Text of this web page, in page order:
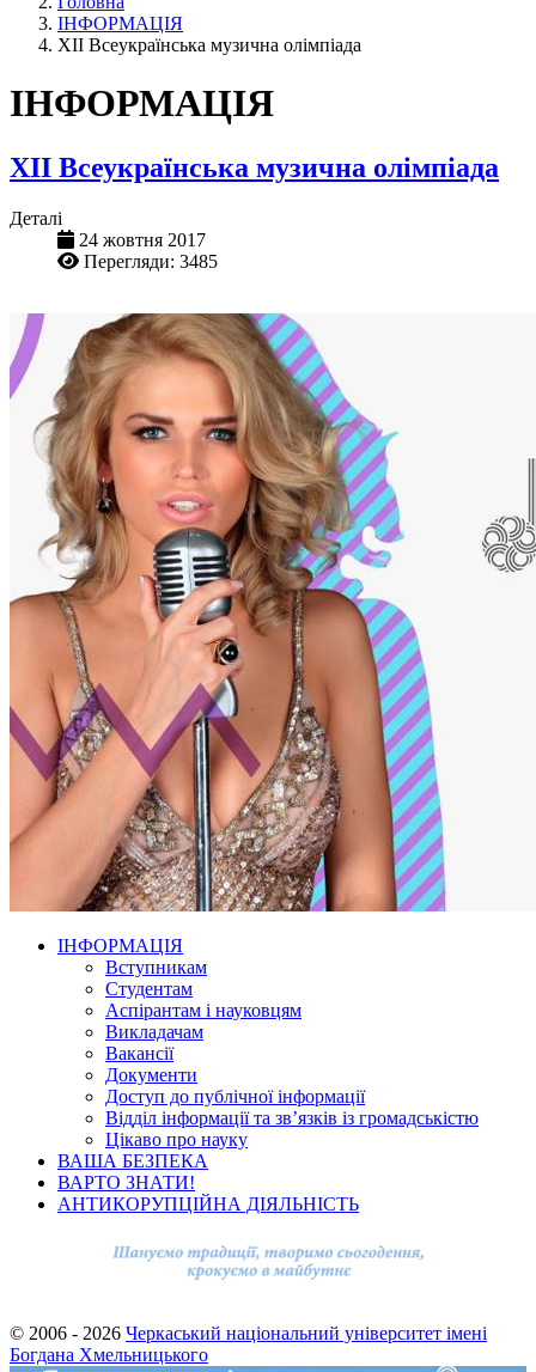
ІНФОРМАЦІЯ
ХІІ Всеукраїнська музична олімпіада
ІНФОРМАЦІЯ
ХІІ Всеукраїнська музична олімпіада
Деталі
24 жовтня 2017
Перегляди: 3485
ІНФОРМАЦІЯ
Вступникам
Студентам
Аспірантам і науковцям
Викладачам
Вакансії
Документи
Доступ до публічної інформації
Відділ інформації та зв’язків із громадськістю
Цікаво про науку
ВАША БЕЗПЕКА
ВАРТО ЗНАТИ!
АНТИКОРУПЦІЙНА ДІЯЛЬНІСТЬ
© 2006 - 2026 Черкаський національний університет імені
Богдана Хмельницького